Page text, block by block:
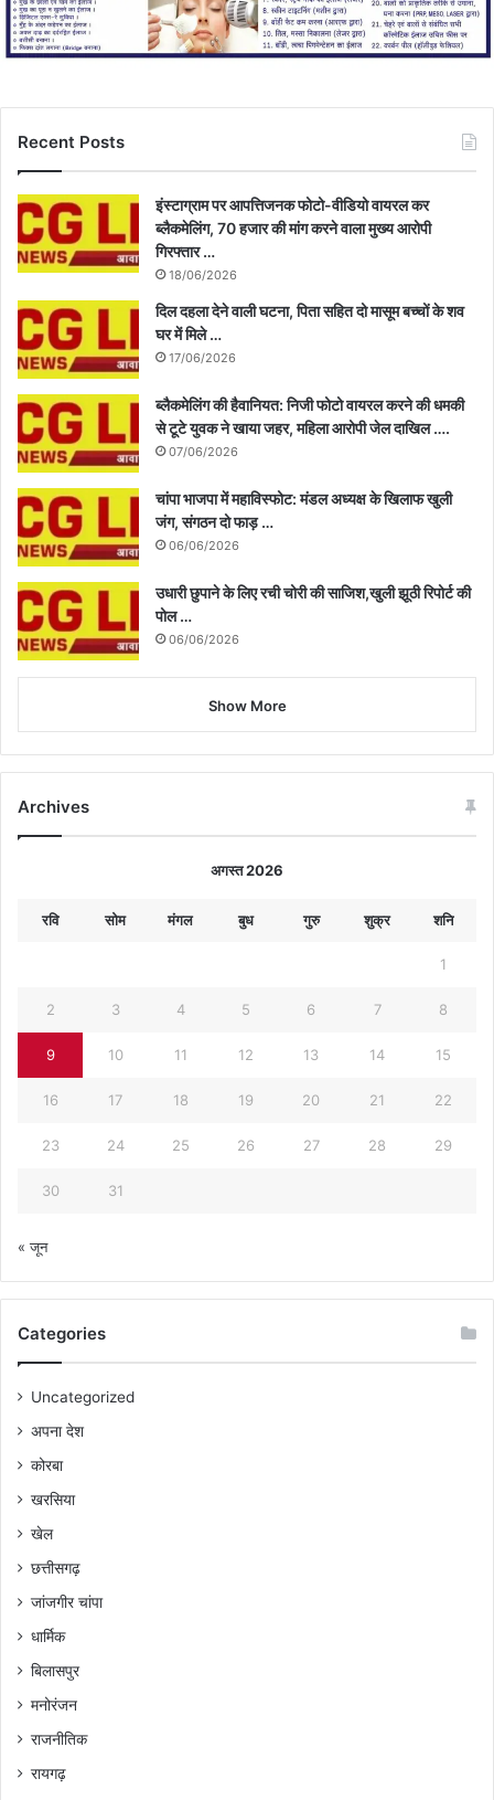
Recent Posts
इंस्टाग्राम पर आपत्तिजनक फोटो-वीडियो वायरल कर
ब्लैकमेलिंग, 70 हजार की मांग करने वाला मुख्य आरोपी
गिरफ्तार …
18/06/2026
दिल दहला देने वाली घटना, पिता सहित दो मासूम बच्चों के शव
घर में मिले …
17/06/2026
ब्लैकमेलिंग की हैवानियत: निजी फोटो वायरल करने की धमकी
से टूटे युवक ने खाया जहर, महिला आरोपी जेल दाखिल ….
07/06/2026
चांपा भाजपा में महाविस्फोट: मंडल अध्यक्ष के खिलाफ खुली
जंग, संगठन दो फाड़ …
06/06/2026
उधारी छुपाने के लिए रची चोरी की साजिश,खुली झूठी रिपोर्ट की
पोल …
06/06/2026
Show More
Archives
अगस्त 2026
रवि सोम मंगल बुध गुरु शुक्र शनि
1
2 3 4 5 6 7 8
9 10 11 12 13 14 15
16 17 18 19 20 21 22
23 24 25 26 27 28 29
30 31
« जून
Categories
Uncategorized
अपना देश
कोरबा
खरसिया
खेल
छत्तीसगढ़
जांजगीर चांपा
धार्मिक
बिलासपुर
मनोरंजन
राजनीतिक
रायगढ़